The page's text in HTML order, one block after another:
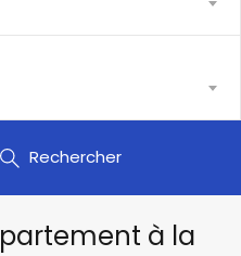
Rechercher
à la